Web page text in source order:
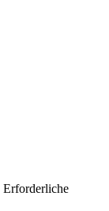
Erforderliche